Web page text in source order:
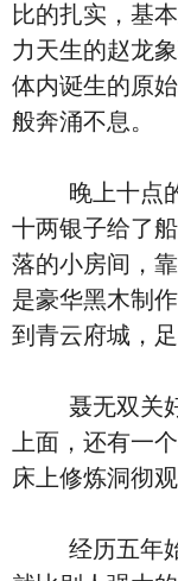
比的扎实，基
力天生的赵龙
体内诞生的原
般奔涌不息。
晚上十点的
十两银子给了
落的小房间，
是豪华黑木制
到青云府城，
聂无双关好
上面，还有一
床上修炼洞彻观
经历五年始